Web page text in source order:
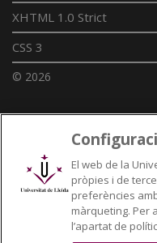
XHTML 1.0 Strict
CSS 3
© 2026
Enllaços UdL
Xarxes universitàries
El web de la
pròpies i de
preferències
màrqueting. Per
l’apartat de